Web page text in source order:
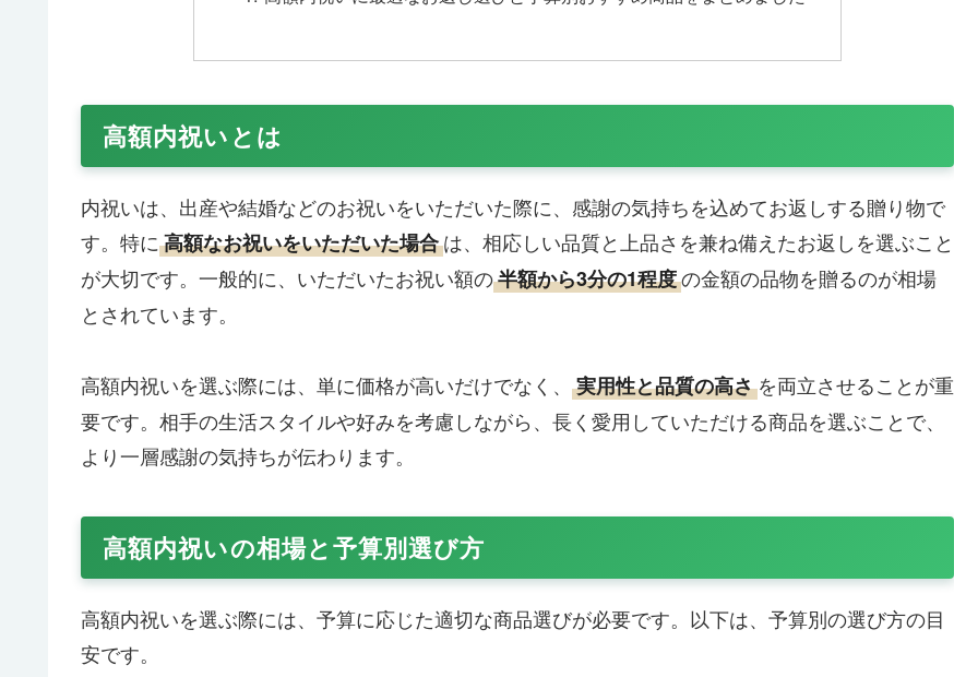
高額内祝いとは
内祝いは、出産や結婚などのお祝いをいただいた際に、感謝の気持ちを込めてお返しする贈り物で
す。特に高額なお祝いをいただいた場合は、相応しい品質と上品さを兼ね備えたお返しを選ぶこと
が大切です。一般的に、いただいたお祝い額の半額から3分の1程度の金額の品物を贈るのが相場
とされています。
高額内祝いを選ぶ際には、単に価格が高いだけでなく、 実用性と品質の高さ を両立させることが重
要です。相手の生活スタイルや好みを考慮しながら、長く愛用していただける商品を選ぶことで、
より一層感謝の気持ちが伝わります。
高額内祝いの相場と予算別選び方
高額内祝いを選ぶ際には、予算に応じた適切な商品選びが必要です。以下は、予算別の選び方の目
安です。